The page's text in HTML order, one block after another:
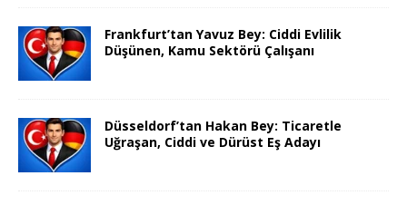
Frankfurt’tan Yavuz Bey: Ciddi Evlilik
Düşünen, Kamu Sektörü Çalışanı
Düsseldorf’tan Hakan Bey: Ticaretle
Uğraşan, Ciddi ve Dürüst Eş Adayı